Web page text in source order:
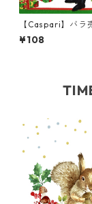
【Caspari】バラ
チサイズ ペーパー
r. Claus ホワイト
¥108